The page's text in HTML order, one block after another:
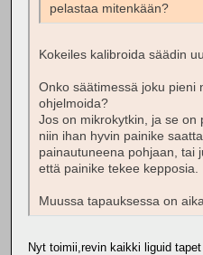
pelastaa mitenkään?
Kokeiles kalibroida säädin
Onko säätimessä joku pieni
ohjelmoida?
Jos on mikrokytkin, ja se on
niin ihan hyvin painike
painautuneena pohjaan, tai
että painike tekee kepposia.
Muussa tapauksessa on
Nyt toimii,revin kaikki liguid tapet